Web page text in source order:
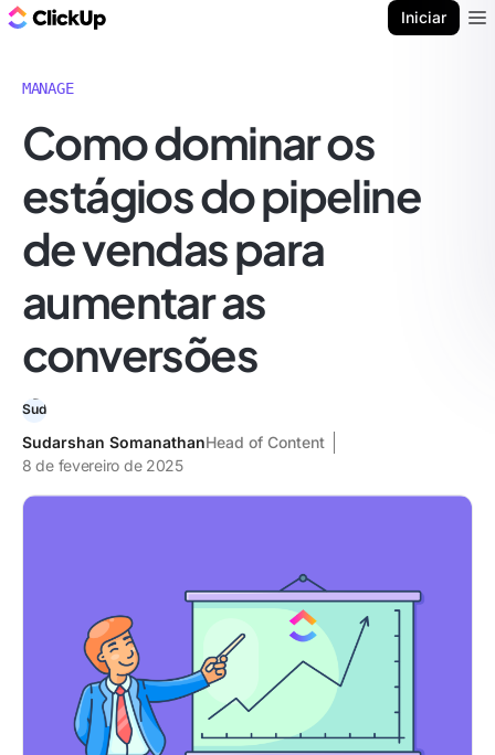
Iniciar
MANAGE
Como dominar os
estágios do pipeline
de vendas para
aumentar as
conversões
Sudarshan SomanathanHead of Content
8 de fevereiro de 2025